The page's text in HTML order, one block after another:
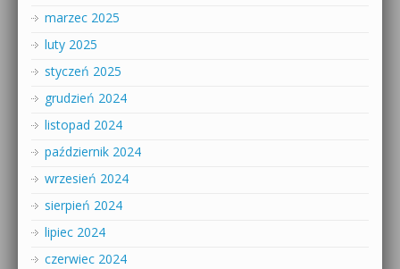
marzec 2025
luty 2025
styczeń 2025
grudzień 2024
listopad 2024
październik 2024
wrzesień 2024
sierpień 2024
lipiec 2024
czerwiec 2024